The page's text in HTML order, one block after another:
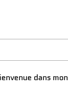
dans mon